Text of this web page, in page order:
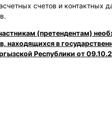
счетов и контактных
(претендентам)
находящихся в
Республики от